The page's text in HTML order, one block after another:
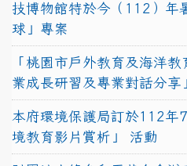
技博物館特於今（112）年
球」專案
「桃園市戶外教育及海洋
業成長研習及專業對話分享
本府環境保護局訂於112年
境教育影片賞析」 活動